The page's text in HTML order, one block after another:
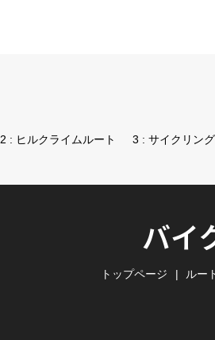
2 : ヒルクライムルート 3 : サイクリン
バイ
トップページ ルー